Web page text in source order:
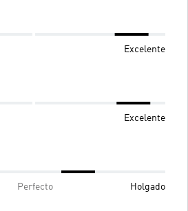
Excelente
Excelente
Perfecto Holgado